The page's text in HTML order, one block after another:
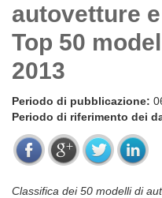
autovetture
Top 50
2013
Periodo di pubblicazione:
Periodo di riferimento dei
Classifica dei 50 modelli di